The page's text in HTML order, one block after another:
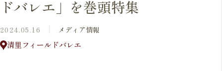
ドバレエ」を巻頭特集
2024.05.16 メディア情報
清里フィールドバレエ